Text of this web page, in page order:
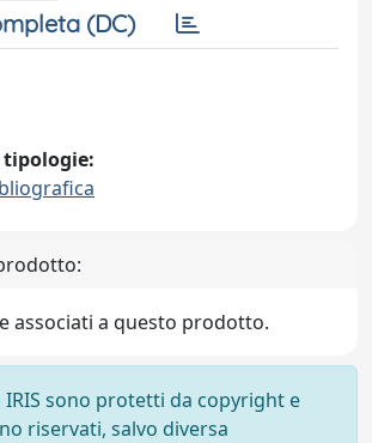
(DC)
tipologie:
associati a questo prodotto.
sono protetti da copyright e
riservati, salvo diversa